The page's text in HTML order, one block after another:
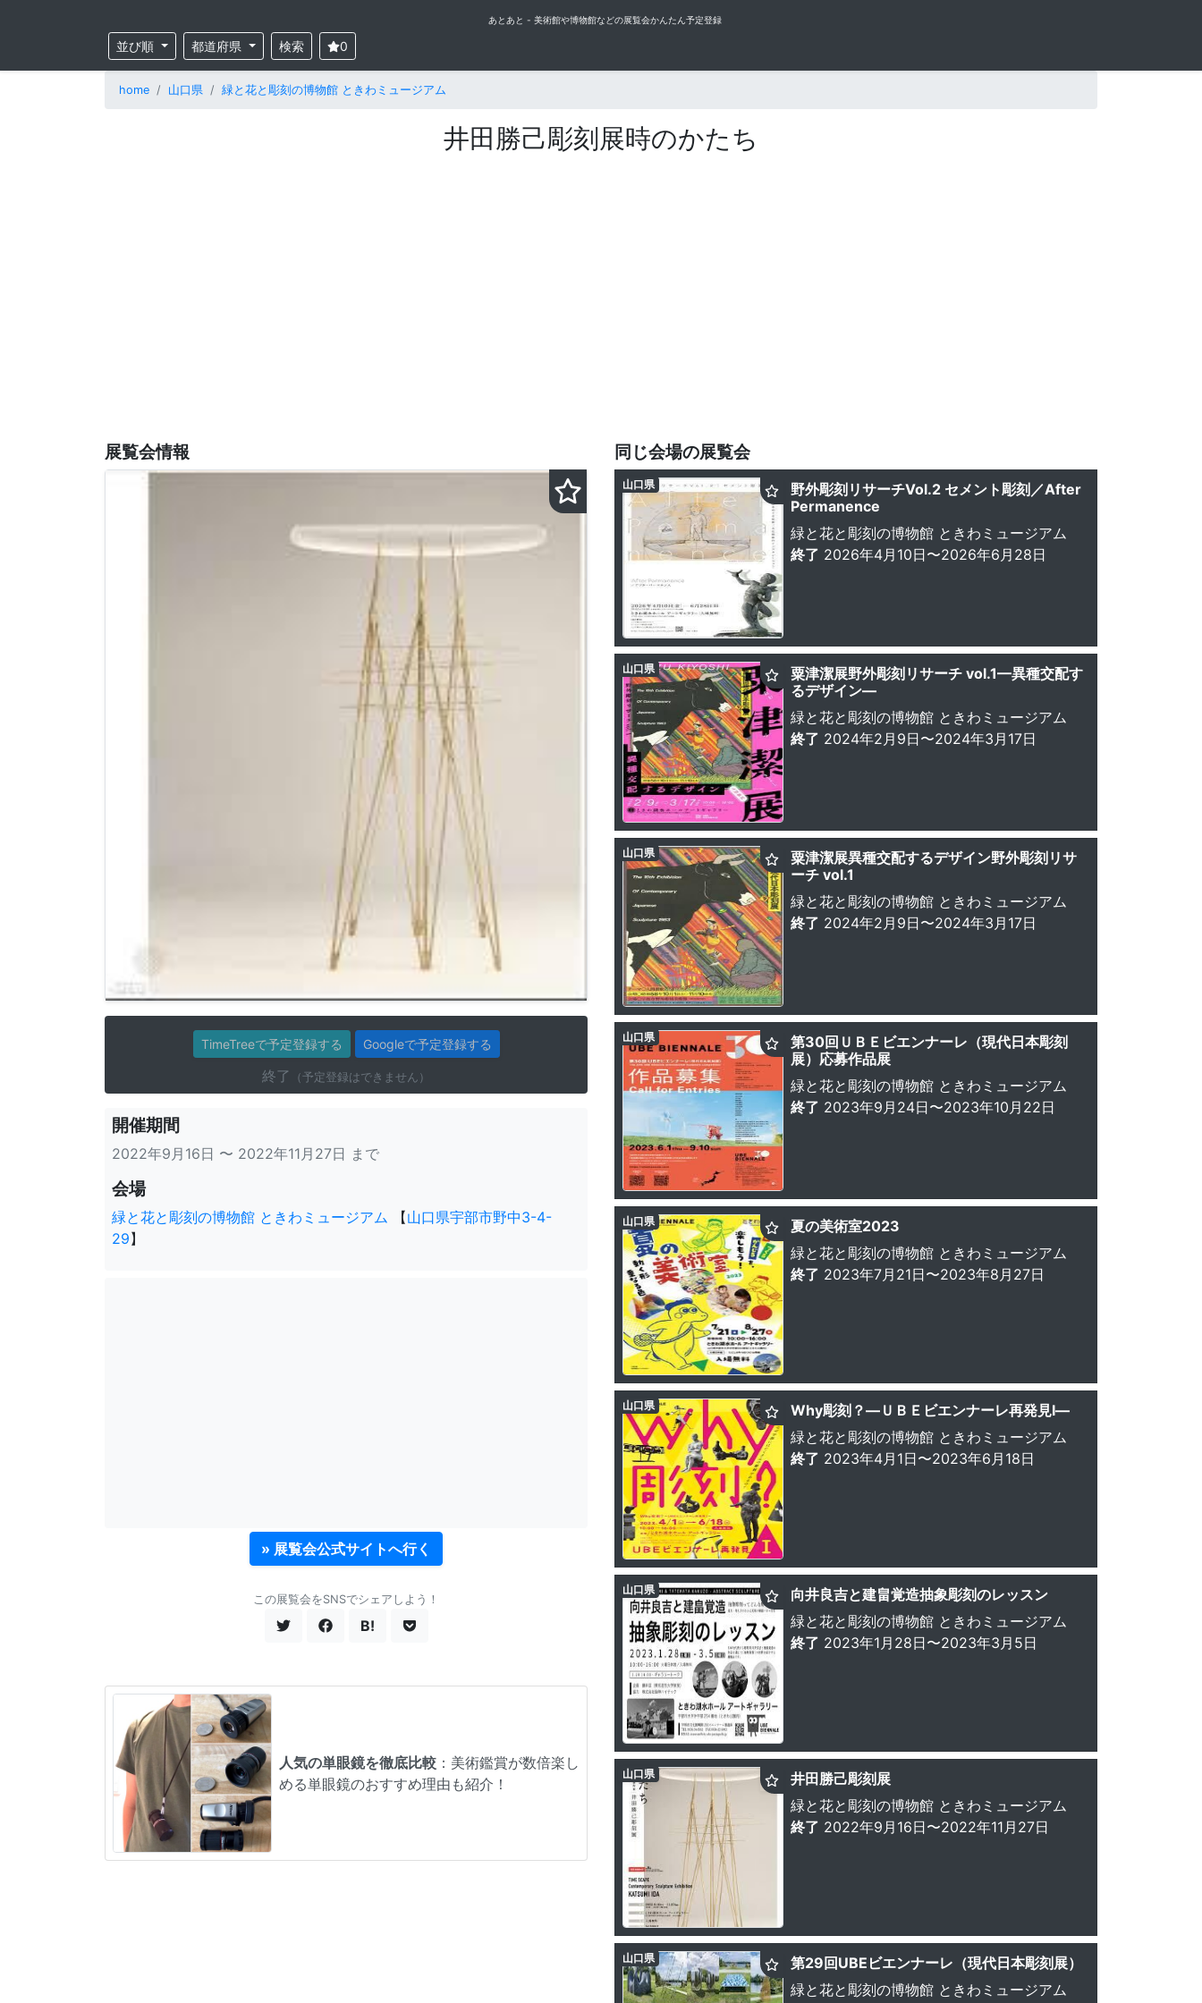
あとあと - 美術館や博物館などの展覧会かんたん予定登録
並び順 都道府県 検索 0
home 山口県 緑と花と彫刻の博物館 ときわミュージアム
井田勝己彫刻展時のかたち
展覧会情報
TimeTreeで予定登録する Googleで予定登録する
終了 （予定登録はできません）
開催期間
2022年9月16日 〜 2022年11月27日 まで
会場
緑と花と彫刻の博物館 ときわミュージアム 【山口県宇部市野中3-4-
29】
» 展覧会公式サイトへ行く
この展覧会をSNSでシェアしよう！
B!
人気の単眼鏡を徹底比較 ：美術鑑賞が数倍楽し
める単眼鏡のおすすめ理由も紹介！
同じ会場の展覧会
野外彫刻リサーチVol.2 セメント彫刻／After
Permanence
緑と花と彫刻の博物館 ときわミュージアム
終了 2026年4月10日〜2026年6月28日
山口県
粟津潔展野外彫刻リサーチ vol.1—異種交配す
るデザイン—
緑と花と彫刻の博物館 ときわミュージアム
終了 2024年2月9日〜2024年3月17日
山口県
粟津潔展異種交配するデザイン野外彫刻リサ
ーチ vol.1
緑と花と彫刻の博物館 ときわミュージアム
終了 2024年2月9日〜2024年3月17日
山口県
第30回ＵＢＥビエンナーレ（現代日本彫刻
展）応募作品展
緑と花と彫刻の博物館 ときわミュージアム
終了 2023年9月24日〜2023年10月22日
山口県
夏の美術室2023
緑と花と彫刻の博物館 ときわミュージアム
終了 2023年7月21日〜2023年8月27日
山口県
Why彫刻？—ＵＢＥビエンナーレ再発見Ⅰ—
緑と花と彫刻の博物館 ときわミュージアム
終了 2023年4月1日〜2023年6月18日
山口県
向井良吉と建畠覚造抽象彫刻のレッスン
緑と花と彫刻の博物館 ときわミュージアム
終了 2023年1月28日〜2023年3月5日
山口県
井田勝己彫刻展
緑と花と彫刻の博物館 ときわミュージアム
終了 2022年9月16日〜2022年11月27日
山口県
第29回UBEビエンナーレ（現代日本彫刻展）
緑と花と彫刻の博物館 ときわミュージアム
山口県